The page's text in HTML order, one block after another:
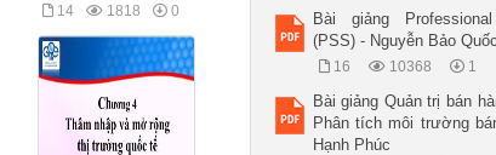
14 1818 0
Bài giảng
(PSS) - Nguyễn Bảo Quốc
16 10368 1
Bài giảng Quản trị bán
Phân tích môi trường
Hạnh Phúc